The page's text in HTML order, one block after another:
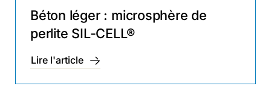
Béton léger : microsphère de
perlite SIL-CELL®
Lire l'article